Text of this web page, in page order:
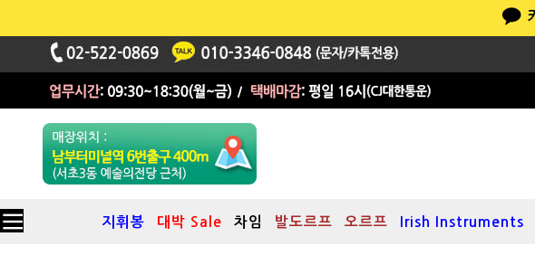
지휘봉 대박 Sale 차임 발도르프 오르프 Irish Instruments